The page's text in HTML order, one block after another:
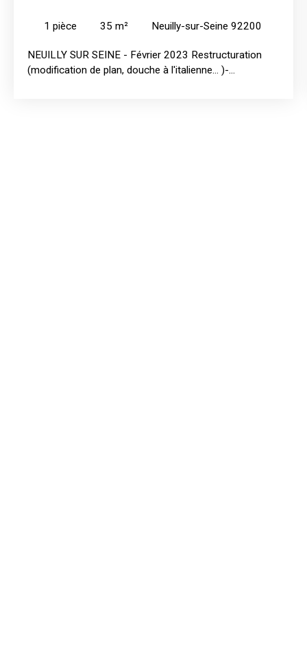
1 pièce 35 m² Neuilly-sur-Seine 92200
NEUILLY SUR SEINE - Février 2023 Restructuration
(modification de plan, douche à l'italienne... )-